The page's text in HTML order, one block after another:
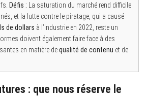
Défis : La saturation du marché rend difficile
et la lutte contre le piratage, qui a causé
de dollars à l’industrie en 2022, reste un
doivent également faire face à des
en matière dequalité de contenu et de
: que nous réserve le